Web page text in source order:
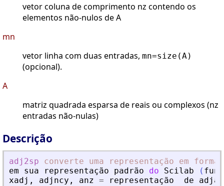
vetor coluna de comprimento nz contendo os
elementos não-nulos de A
mn
vetor linha com duas entradas, mn=size(A)
(opcional).
A
matriz quadrada esparsa de reais ou complexos (nz
entradas não-nulas)
Descrição
adj2sp converte uma representação em
forma
em
sua representação padrão do Scilab ( fun
xadj , adjncy , anz = representação de adjac